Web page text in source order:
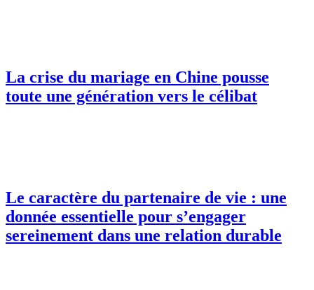
La crise du mariage en Chine pousse
toute une génération vers le célibat
Le caractère du partenaire de vie : une
donnée essentielle pour s’engager
sereinement dans une relation durable